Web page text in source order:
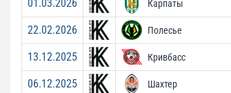
01.03.2026 Карпаты
22.02.2026 Полесье
13.12.2025 Кривбасс
06.12.2025 Шахтер